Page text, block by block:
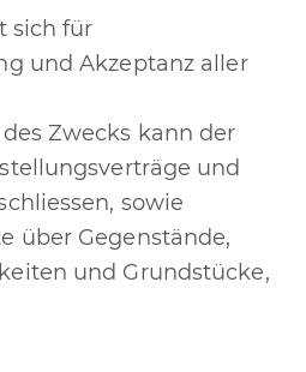
sich für
und Akzeptanz aller
Zwecks kann der
und
sowie
über Gegenstände,
und Grundstücke,